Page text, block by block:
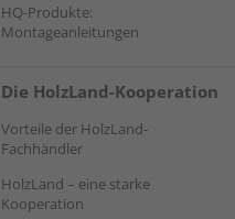
HQ-Produkte:
Montageanleitungen
Die HolzLand-Kooperation
Vorteile der HolzLand-
Fachhändler
HolzLand – eine starke
Kooperation